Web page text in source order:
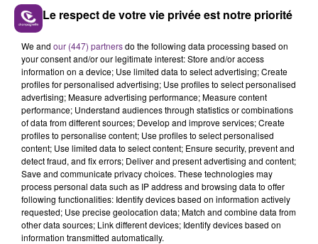
10h16
LE MAGASIN JOUÉCLUB DE REIMS FERME
SES PORTES
C'était l'une des institutions du centre-ville
rémois. Le magasin JouéClub est contraint de
fermer ses portes.
Le respect de votre vie privée est notre priorité
We and our (447) partnersdo the following data processing based on
your consent and/or our legitimate interest: Store and/or access
information on a device; Use limited data to select advertising; Create
profiles for personalised advertising; Use profiles to select personalised
advertising; Measure advertising performance; Measure content
performance; Understand audiences through statistics or combinations
of data from different sources; Develop and improve services; Create
profiles to personalise content; Use profiles to select personalised
content; Use limited data to select content; Ensure security, prevent and
detect fraud, and fix errors; Deliver and present advertising and content;
Save and communicate privacy choices. These technologies may
process personal data such as IP address and browsing data to offer
following functionalities: Identify devices based on information actively
requested; Use precise geolocation data; Match and combine data from
other data sources; Link different devices; Identify devices based on
information transmitted automatically.